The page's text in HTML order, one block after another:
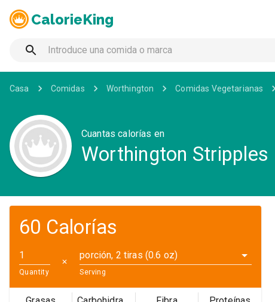
CalorieKing
Casa Comidas Worthington Comidas Vegetarianas
Cuantas calorías en
Worthington Stripples
60 Calorías
Quantity
✕
porción, 2 tiras (0.6 oz)
Serving